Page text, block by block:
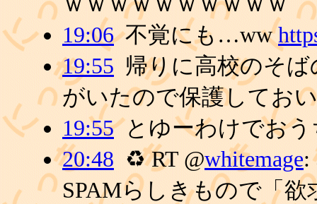
19:06 不覚にも…ww
19:55 帰りに高校のそ
がいたので保護してお
19:55 とゆーわけでお
20:48 ♻ RT @whitemage:
SPAMらしきもので「